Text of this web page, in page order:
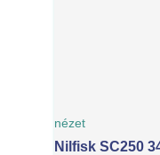
nézet
Nilfisk SC250